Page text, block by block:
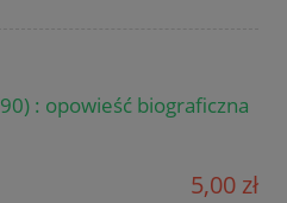
: opowieść biograficzna
5,00 zł